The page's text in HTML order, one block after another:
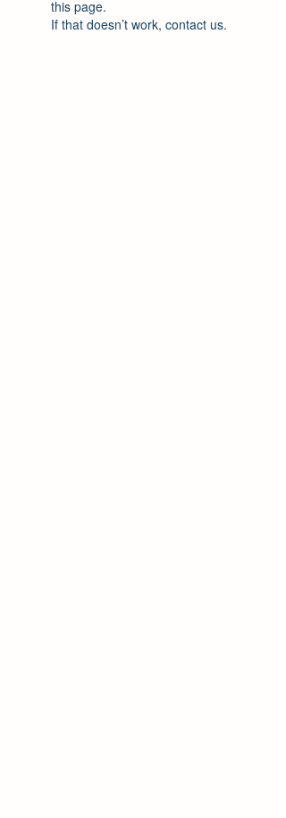
this page.
If that doesn’t work, contact us.